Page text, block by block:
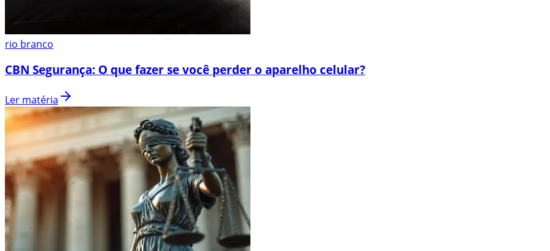
rio branco
CBN Segurança: O que fazer se você perder o aparelho celular?
Ler matéria